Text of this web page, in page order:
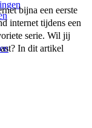
bijna een eerste
internet tijdens een
serie. Wil jij
In dit artikel